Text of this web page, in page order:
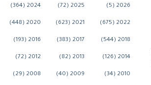
2026 (5)
2025 (72)
2024 (364)
2022 (675)
2021 (623)
2020 (448)
2018 (544)
2017 (383)
2016 (193)
2014 (126)
2013 (82)
2012 (72)
2010 (34)
2009 (40)
2008 (29)